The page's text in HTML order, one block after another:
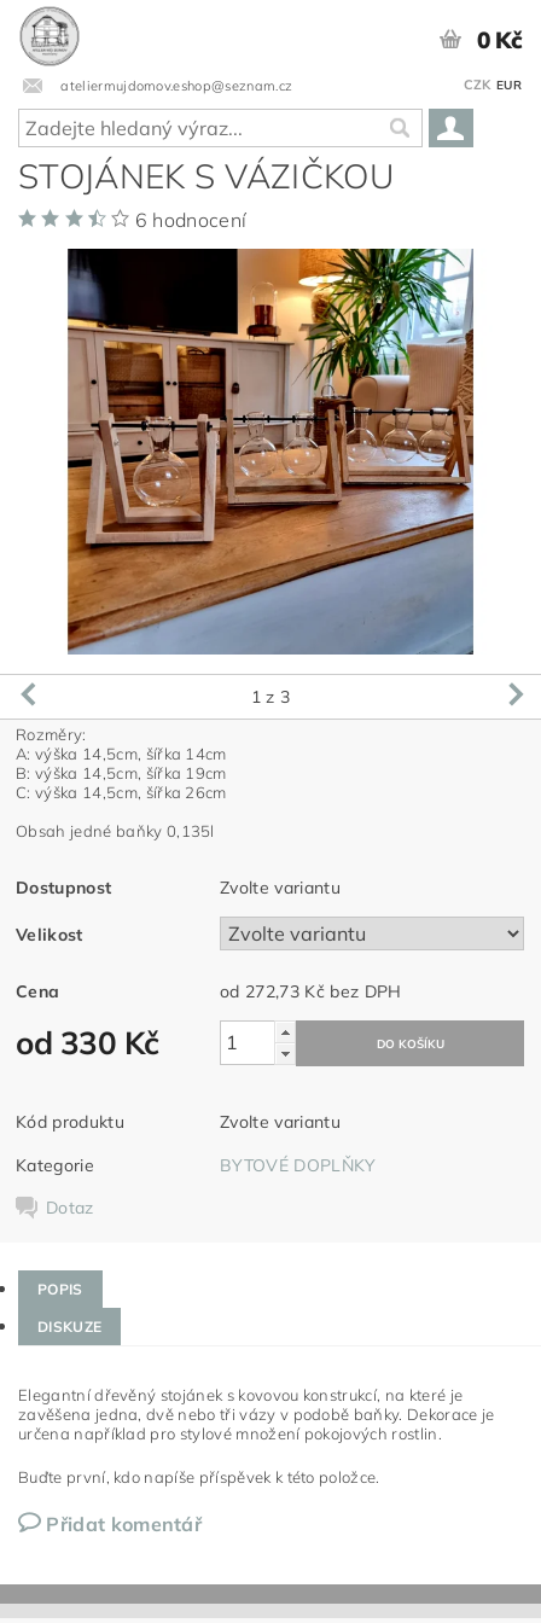
ateliermujdomov.eshop@seznam.cz CZK EUR
0 Kč
STOJÁNEK S VÁZIČKOU
6 hodnocení
1 z 3
Rozměry:
A: výška 14,5cm, šířka 14cm
B: výška 14,5cm, šířka 19cm
C: výška 14,5cm, šířka 26cm
Obsah jedné baňky 0,135l
Dostupnost Zvolte variantu
Velikost
Cena od 272,73 Kč bez DPH
od 330 Kč
Kód produktu
Zvolte variantu
Kategorie
BYTOVÉ DOPLŇKY
Dotaz
POPIS
DISKUZE
Elegantní dřevěný stojánek s kovovou konstrukcí, na které je
zavěšena jedna, dvě nebo tři vázy v podobě baňky. Dekorace je
určena například pro stylové množení pokojových rostlin.
Buďte první, kdo napíše příspěvek k této položce.
Přidat komentář